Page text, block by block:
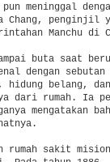
meninggal
Chang, penginjil
Manchu di
buta saat
dengan sebutan
hidung belang,
dari rumah. Ia
mengatakan
rumah sakit